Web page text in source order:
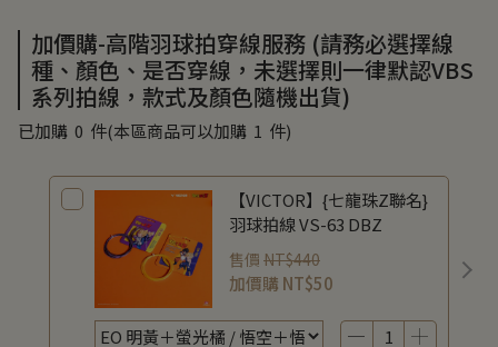
加價購-高階羽球拍穿線服務 (請務必選擇線
種、顏色、是否穿線，未選擇則一律默認VBS
系列拍線，款式及顏色隨機出貨)
已加購 0 件(本區商品可以加購 1 件)
【VICTOR】{七龍珠Z聯名}
羽球拍線 VS-63 DBZ
售價 NT$440
加價購 NT$50